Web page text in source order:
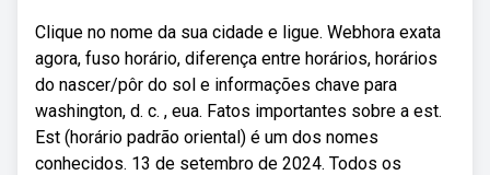
Clique no nome da sua cidade e ligue. Webhora exata
agora, fuso horário, diferença entre horários, horários
do nascer/pôr do sol e informações chave para
washington, d. c. , eua. Fatos importantes sobre a est.
Est (horário padrão oriental) é um dos nomes
conhecidos. 13 de setembro de 2024. Todos os